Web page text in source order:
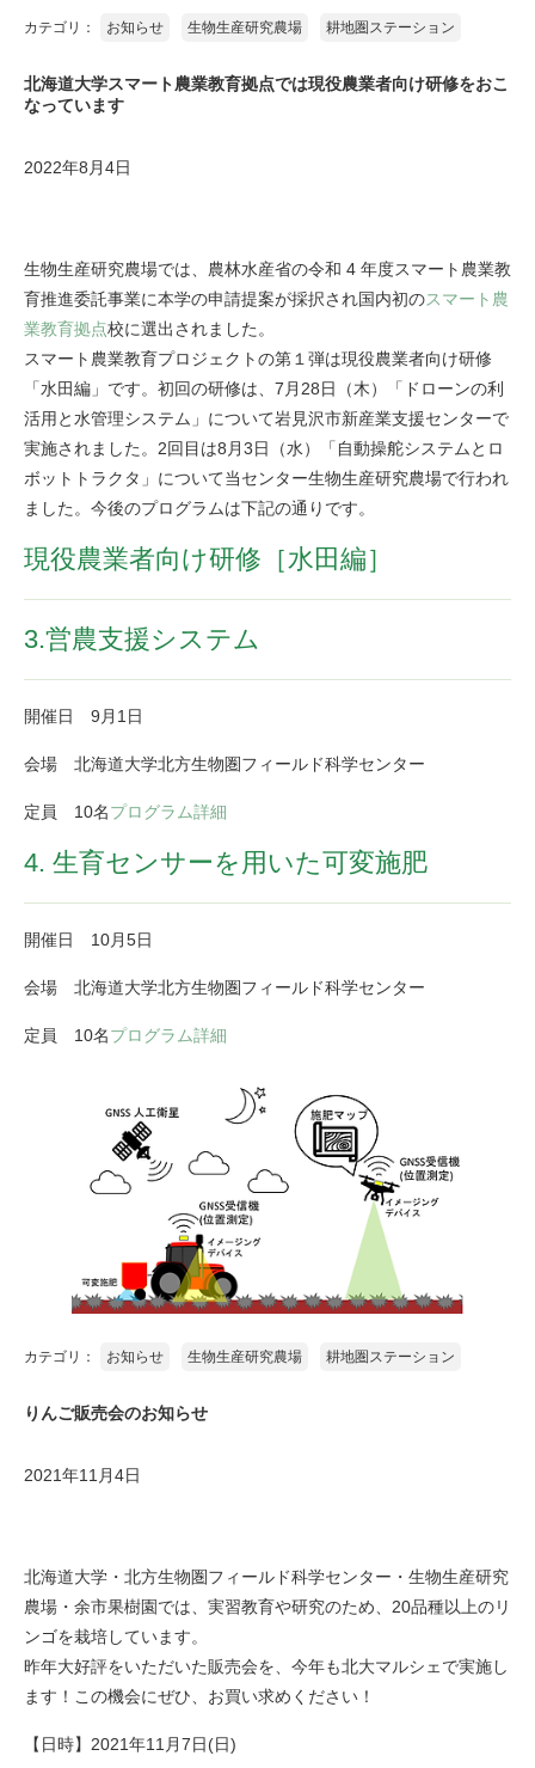
カテゴリ： お知らせ 生物生産研究農場 耕地圏ステーション
北海道大学スマート農業教育拠点では現役農業者向け研修をおこ
なっています
2022年8月4日
生物生産研究農場では、農林水産省の令和 4 年度スマート農業教
育推進委託事業に本学の申請提案が採択され国内初のスマート農
業教育拠点校に選出されました。
スマート農業教育プロジェクトの第１弾は現役農業者向け研修
「水田編」です。初回の研修は、7月28日（木）「ドローンの利
活用と水管理システム」について岩見沢市新産業支援センターで
実施されました。2回目は8月3日（水）「自動操舵システムとロ
ボットトラクタ」について当センター生物生産研究農場で行われ
ました。今後のプログラムは下記の通りです。
現役農業者向け研修［水田編］
3.営農支援システム
​開催日 9月1日​
会場 北海道大学北方生物圏フィールド科学センター
​定員 10名プログラム詳細
4. 生育センサーを用いた可変施肥
​開催日 10月5日​
会場 北海道大学北方生物圏フィールド科学センター
​定員 10名​プログラム詳細
カテゴリ： お知らせ 生物生産研究農場 耕地圏ステーション
りんご販売会のお知らせ
2021年11月4日
北海道大学・北方生物圏フィールド科学センター・生物生産研究
農場・余市果樹園では、実習教育や研究のため、20品種以上のリ
ンゴを栽培しています。
昨年大好評をいただいた販売会を、今年も北大マルシェで実施し
ます！この機会にぜひ、お買い求めください！
【日時】2021年11月7日(日)